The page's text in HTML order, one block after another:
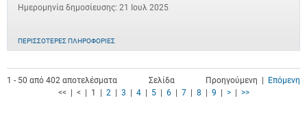
Ημερομηνία δημοσίευσης: 21 Ιουλ 2025
ΠΕΡΙΣΣΌΤΕΡΕΣ ΠΛΗΡΟΦΟΡΊΕΣ
1 - 50 από 402 αποτελέσματα Προηγούμενη | Επόμενη
Σελίδα
<< | < | 1 | 2| 3 4| 5| 6| 7| 8 9 >| >>